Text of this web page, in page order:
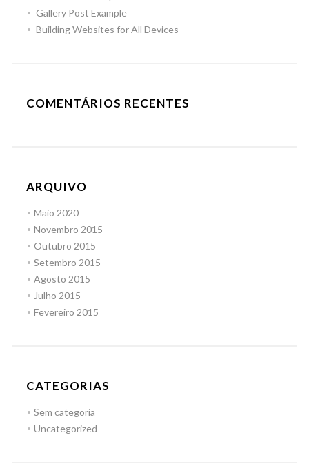
Gallery Post Example
Building Websites for All Devices
COMENTÁRIOS RECENTES
ARQUIVO
Maio 2020
Novembro 2015
Outubro 2015
Setembro 2015
Agosto 2015
Julho 2015
Fevereiro 2015
CATEGORIAS
Sem categoria
Uncategorized